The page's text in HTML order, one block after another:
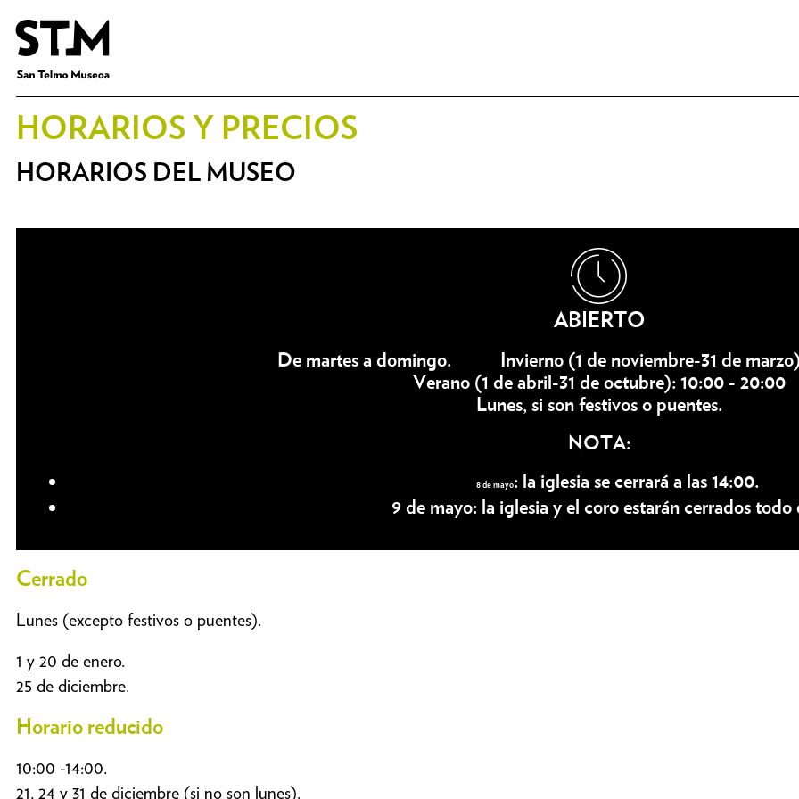
HORARIOS Y PRECIOS
HORARIOS DEL MUSEO
ABIERTO
De martes a domingo. Invierno (1 de noviembre-31 de
Verano (1 de abril-31 de octubre): 10:00 - 20:00
Lunes, si son festivos o puentes.
NOTA:
8 de mayo: la iglesia se cerrará a las 14:00.
9 de mayo: la iglesia y el coro estarán cerrados todo
Cerrado
Lunes (excepto festivos o puentes).
1 y 20 de enero.
25 de diciembre.
Horario reducido
10:00 -14:00.
21, 24 y 31 de diciembre (si no son lunes).